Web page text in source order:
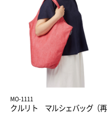
MO-1111
クルリト マルシェバッグ（再